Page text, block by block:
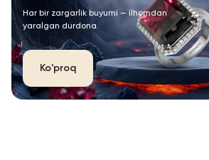
Har bir zargarlik buyumi — ilhomdan
yaralgan durdona.
Ko'proq